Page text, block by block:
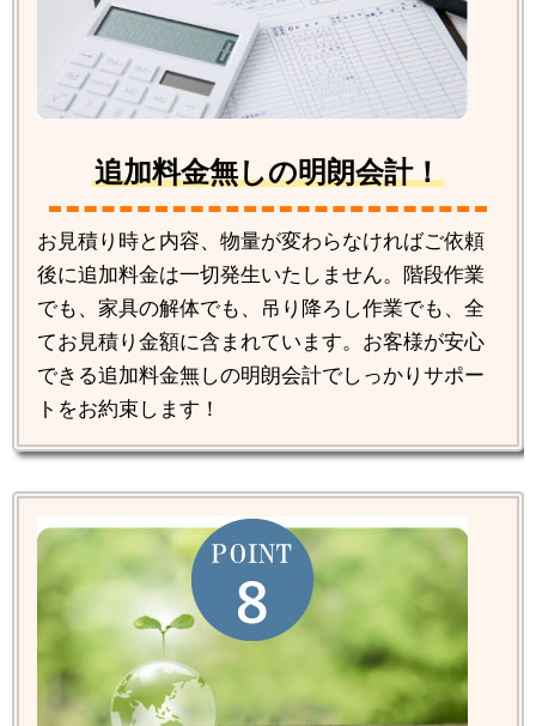
追加料金無しの明朗会計！
お見積り時と内容、物量が変わらなければご依頼
後に追加料金は一切発生いたしません。階段作業
でも、家具の解体でも、吊り降ろし作業でも、全
てお見積り金額に含まれています。お客様が安心
できる追加料金無しの明朗会計でしっかりサポー
トをお約束します！